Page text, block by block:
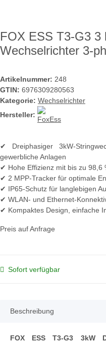
FOX ESS T3-G3 3
Wechselrichter 3-
Artikelnummer: 248
GTIN: 6976309280563
Kategorie: Wechselrichter
Hersteller:
✔ Dreiphasiger 3kW-
gewerbliche Anlagen
✔ Hohe Effizienz mit bis zu 98,6
✔ 2 MPP-Tracker für optimale
✔ IP65-Schutz für langlebigen
✔ WLAN- und Ethernet-
✔ Kompaktes Design, einfache
Preis auf Anfrage
Sofort verfügbar
Beschreibung
FOX ESS T3-G3 3kW